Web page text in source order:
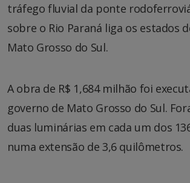
tráfego fluvial da ponte
sobre o Rio Paraná liga os estados
Mato Grosso do Sul.
A obra de R$ 1,684 milhão foi
governo de Mato Grosso do Sul.
duas luminárias em cada um dos
numa extensão de 3,6 quilômetros.